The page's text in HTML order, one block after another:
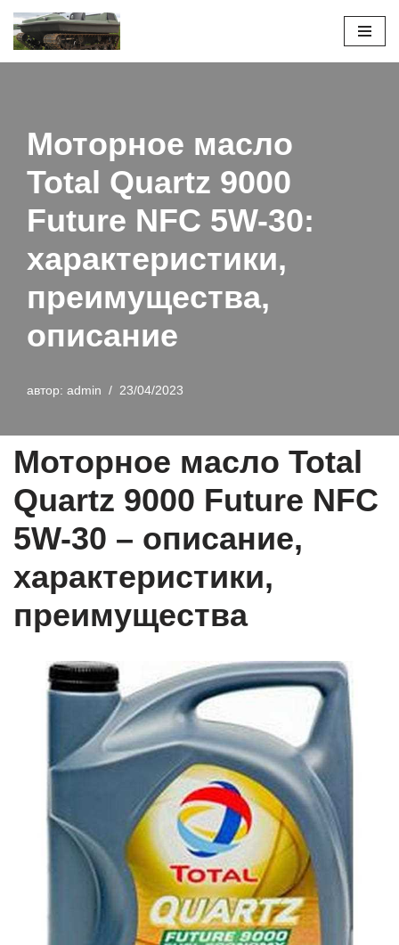
Перейти
Моторное масло
Total Quartz 9000
Future NFC 5W-30:
характеристики,
преимущества,
описание
автор: admin 23/04/2023
Моторное масло Total
Quartz 9000 Future NFC
5W-30 – описание,
характеристики,
преимущества